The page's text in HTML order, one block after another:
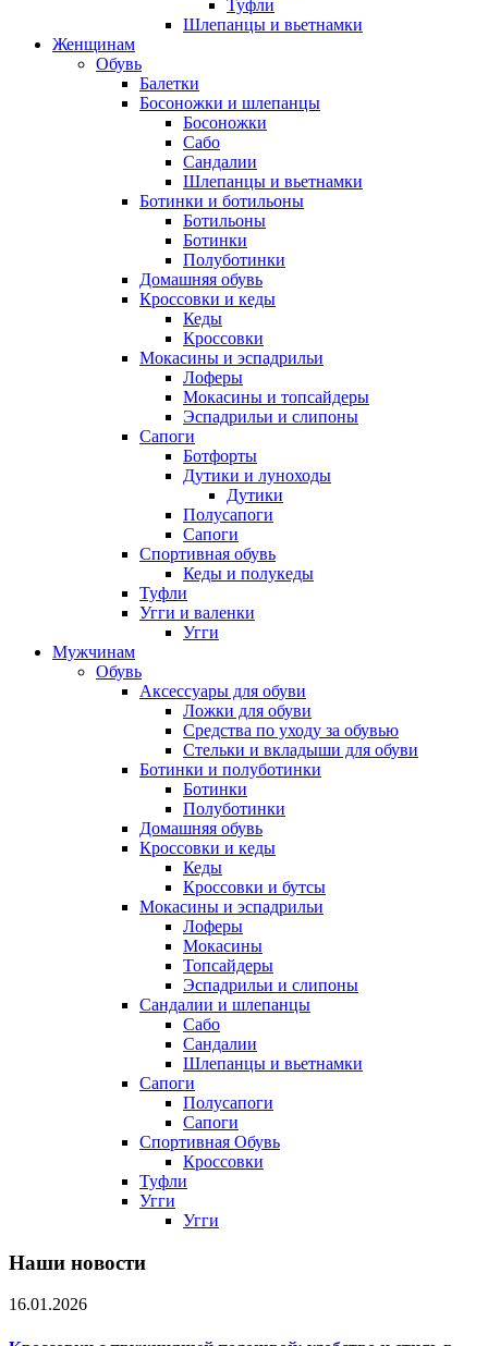
Туфли
Шлепанцы и вьетнамки
Женщинам
Обувь
Балетки
Босоножки и шлепанцы
Босоножки
Сабо
Сандалии
Шлепанцы и вьетнамки
Ботинки и ботильоны
Ботильоны
Ботинки
Полуботинки
Домашняя обувь
Кроссовки и кеды
Кеды
Кроссовки
Мокасины и эспадрильи
Лоферы
Мокасины и топсайдеры
Эспадрильи и слипоны
Сапоги
Ботфорты
Дутики и луноходы
Дутики
Полусапоги
Сапоги
Спортивная обувь
Кеды и полукеды
Туфли
Угги и валенки
Угги
Мужчинам
Обувь
Аксессуары для обуви
Ложки для обуви
Средства по уходу за обувью
Стельки и вкладыши для обуви
Ботинки и полуботинки
Ботинки
Полуботинки
Домашняя обувь
Кроссовки и кеды
Кеды
Кроссовки и бутсы
Мокасины и эспадрильи
Лоферы
Мокасины
Топсайдеры
Эспадрильи и слипоны
Сандалии и шлепанцы
Сабо
Сандалии
Шлепанцы и вьетнамки
Сапоги
Полусапоги
Сапоги
Спортивная Обувь
Кроссовки
Туфли
Угги
Угги
Наши новости
16.01.2026